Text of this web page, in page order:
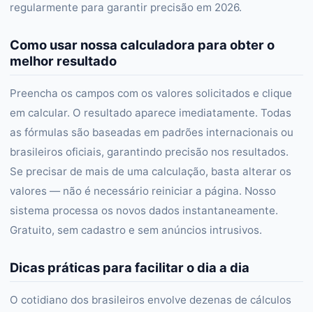
regularmente para garantir precisão em 2026.
Como usar nossa calculadora para obter o
melhor resultado
Preencha os campos com os valores solicitados e clique
em calcular. O resultado aparece imediatamente. Todas
as fórmulas são baseadas em padrões internacionais ou
brasileiros oficiais, garantindo precisão nos resultados.
Se precisar de mais de uma calculação, basta alterar os
valores — não é necessário reiniciar a página. Nosso
sistema processa os novos dados instantaneamente.
Gratuito, sem cadastro e sem anúncios intrusivos.
Dicas práticas para facilitar o dia a dia
O cotidiano dos brasileiros envolve dezenas de cálculos